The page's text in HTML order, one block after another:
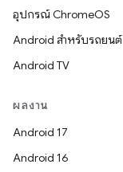
อุปกรณ์ ChromeOS
Android สำหรับรถยนต์
Android TV
ผลงาน
Android 17
Android 16